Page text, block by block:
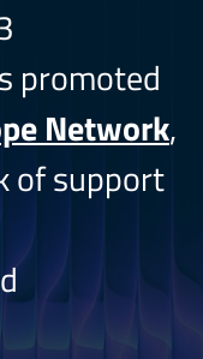
promoted
Network,
of support